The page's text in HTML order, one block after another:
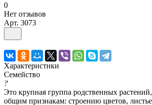
0
Нет отзывов
Арт. 3073
Характеристики
Семейство
?
Это крупная группа родственных
общим признакам: строению цветов,